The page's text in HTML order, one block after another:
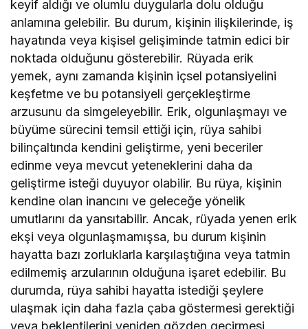
keyif aldığı ve olumlu duygularla dolu olduğu
anlamına gelebilir. Bu durum, kişinin ilişkilerinde, iş
hayatında veya kişisel gelişiminde tatmin edici bir
noktada olduğunu gösterebilir. Rüyada erik
yemek, aynı zamanda kişinin içsel potansiyelini
keşfetme ve bu potansiyeli gerçekleştirme
arzusunu da simgeleyebilir. Erik, olgunlaşmayı ve
büyüme sürecini temsil ettiği için, rüya sahibi
bilinçaltında kendini geliştirme, yeni beceriler
edinme veya mevcut yeteneklerini daha da
geliştirme isteği duyuyor olabilir. Bu rüya, kişinin
kendine olan inancını ve geleceğe yönelik
umutlarını da yansıtabilir. Ancak, rüyada yenen erik
ekşi veya olgunlaşmamışsa, bu durum kişinin
hayatta bazı zorluklarla karşılaştığına veya tatmin
edilmemiş arzularının olduğuna işaret edebilir. Bu
durumda, rüya sahibi hayatta istediği şeylere
ulaşmak için daha fazla çaba göstermesi gerektiği
veya beklentilerini yeniden gözden geçirmesi